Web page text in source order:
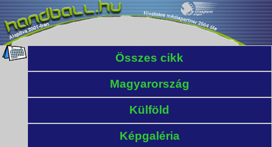
Összes cikk
Magyarország
Külföld
Képgaléria